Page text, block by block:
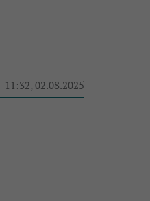
11:32, 02.08.2025